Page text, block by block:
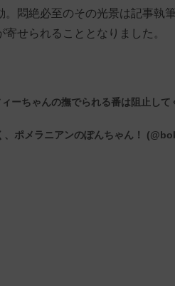
。悶絶必至のその光景は記事執
寄せられることとなりました。
ィーちゃんの撫でられる番は阻止し
ポメラニアンのぽんちゃん！